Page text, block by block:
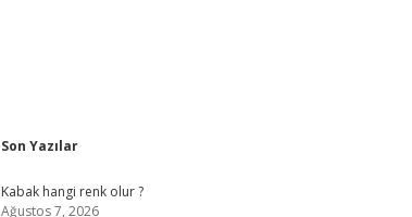
Sidebar
Son Yazılar
Kabak hangi renk olur ?
Ağustos 7, 2026